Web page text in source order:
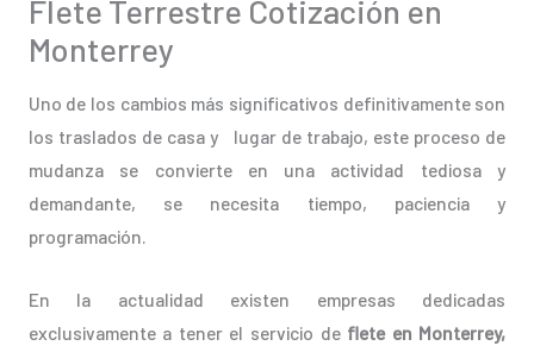
Flete Terrestre Cotización en
Monterrey
Uno de los cambios más significativos definitivamente son
los traslados de casa y lugar de trabajo, este proceso de
mudanza se convierte en una actividad tediosa y
demandante, se necesita tiempo, paciencia y
programación.
En la actualidad existen empresas dedicadas
exclusivamente a tener el servicio deflete en Monterrey,